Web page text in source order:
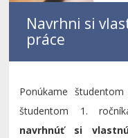
Navrhni si
práce
Ponúkame
študentom 1.
navrhnúť si